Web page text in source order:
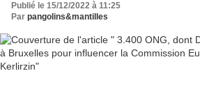
Publié le 15/12/2022 à 11:25
Par pangolins&mantilles